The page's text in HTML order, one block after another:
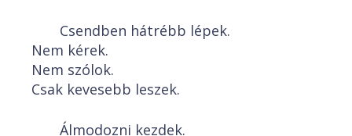
Csendben hátrébb lépek.
Nem kérek.
Nem szólok.
Csak kevesebb leszek.
Álmodozni kezdek.